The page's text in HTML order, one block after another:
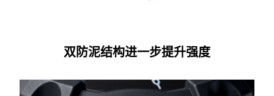
双防泥结构进一步提升强度